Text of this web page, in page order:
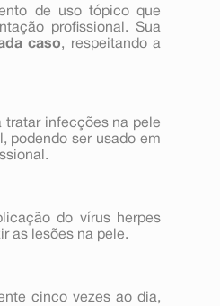
de uso tópico que
profissional. Sua
caso, respeitando a
tratar infecções na pele
podendo ser usado em
do vírus herpes
as lesões na pele.
cinco vezes ao dia,